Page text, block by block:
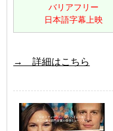
バリアフリー
日本語字幕上映
→ 詳細はこちら